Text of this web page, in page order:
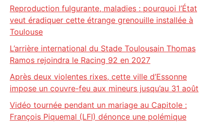
Reproduction fulgurante, maladies : pourquoi l’État
veut éradiquer cette étrange grenouille installée à
Toulouse
L’arrière international du Stade Toulousain Thomas
Ramos rejoindra le Racing 92 en 2027
Après deux violentes rixes, cette ville d’Essonne
impose un couvre-feu aux mineurs jusqu’au 31 août
Vidéo tournée pendant un mariage au Capitole :
François Piquemal (LFI) dénonce une polémique